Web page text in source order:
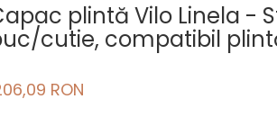
plintă Vilo Linela -
cutie, compatibil
RON